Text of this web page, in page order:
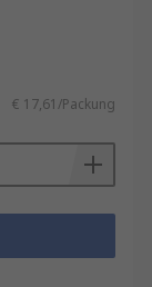
€ 17,61/Packung